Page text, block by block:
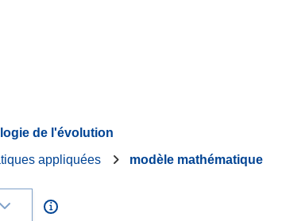
de l'évolution
appliquées modèle mathématique